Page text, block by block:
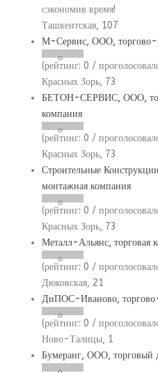
сэкономив время!
Ташкентская, 107
М-Сервис, ООО, торгово-
(рейтинг: 0 /
Красных Зорь, 73
БЕТОН-СЕРВИС, ООО,
компания
(рейтинг: 0 /
Красных Зорь, 73
Строительные
монтажная компания
(рейтинг: 0 /
Красных Зорь, 73
Металл-Альянс, торговая
(рейтинг: 0 /
Дюковская, 21
ДиПОС-Иваново, торгово-
(рейтинг: 0 /
Ново-Талицы, 1
Бумеранг, ООО, торговый